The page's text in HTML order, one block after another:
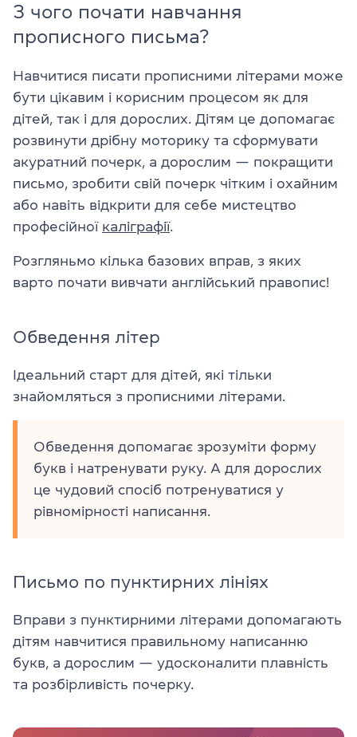
З чого почати навчання
прописного письма?
Навчитися писати прописними літерами може
бути цікавим і корисним процесом як для
дітей, так і для дорослих. Дітям це допомагає
розвинути дрібну моторику та сформувати
акуратний почерк, а дорослим — покращити
письмо, зробити свій почерк чітким і охайним
або навіть відкрити для себе мистецтво
професійної каліграфії.
Розгляньмо кілька базових вправ, з яких
варто почати вивчати англійський правопис!
Обведення літер
Ідеальний старт для дітей, які тільки
знайомляться з прописними літерами.
Обведення допомагає зрозуміти форму
букв і натренувати руку. А для дорослих
це чудовий спосіб потренуватися у
рівномірності написання.
Письмо по пунктирних лініях
Вправи з пунктирними літерами допомагають
дітям навчитися правильному написанню
букв, а дорослим — удосконалити плавність
та розбірливість почерку.